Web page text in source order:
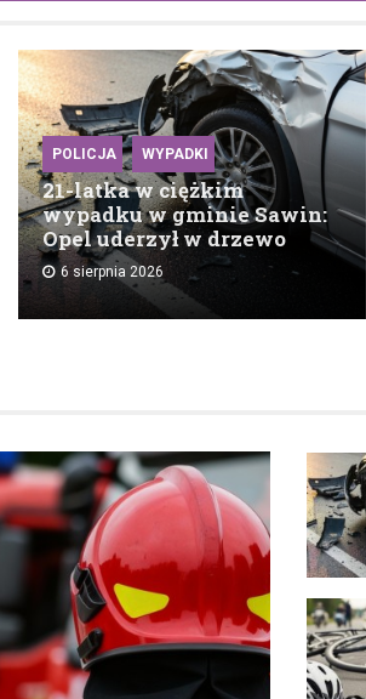
POLICJA WYPADKI
21-latka w ciężkim
wypadku w gminie Sawin:
Opel uderzył w drzewo
6 sierpnia 2026